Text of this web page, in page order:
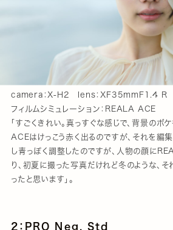
camera：X-H2 lens：XF35mmF1.4 R
フィルムシミュレーション：REALA ACE
「すごくきれい。真っすぐな感じで、背景のボ
ACEはけっこう赤く出るのですが、それを編
し青っぽく調整したのですが、人物の顔に
り、初夏に撮った写真だけれど冬のような、
ったと思います」。
2：PRO Neg. Std